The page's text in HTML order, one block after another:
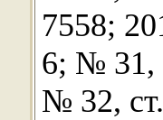
7558;
6; № 31,
№ 32,